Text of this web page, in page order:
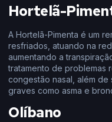
Hortelã-
A Hortelã-Pimenta é um
resfriados, atuando na
aumentando a
tratamento de problemas
congestão nasal, além
graves como asma e
Olíbano